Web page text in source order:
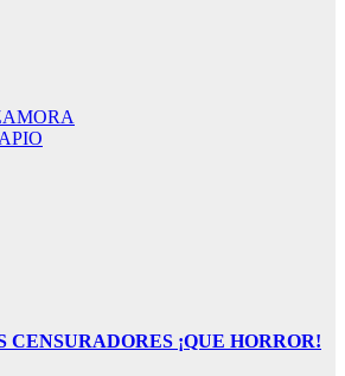
CENSURADORES ¡QUE HORROR!